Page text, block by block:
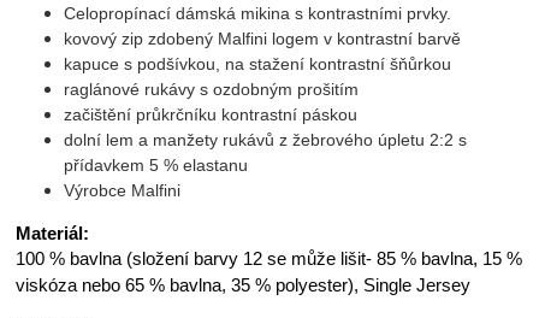
Celopropínací dámská mikina s kontrastními prvky.
kovový zip zdobený Malfini logem v kontrastní barvě
kapuce s podšívkou, na stažení kontrastní šňůrkou
raglánové rukávy s ozdobným prošitím
začištění průkrčníku kontrastní páskou
dolní lem a manžety rukávů z žebrového úpletu 2:2 s
přídavkem 5 % elastanu
Výrobce Malfini
Materiál:
100 % bavlna (složení barvy 12 se může lišit- 85 % bavlna, 15 %
viskóza nebo 65 % bavlna, 35 % polyester), Single Jersey